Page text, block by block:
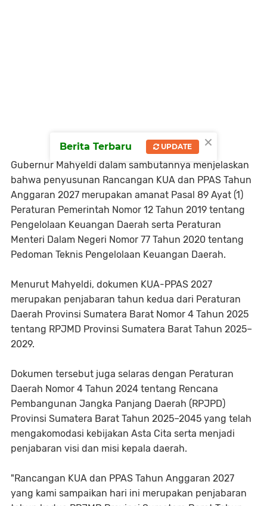
Gubernur Mahyeldi dalam sambutannya menjelaskan
bahwa penyusunan Rancangan KUA dan PPAS Tahun
Anggaran 2027 merupakan amanat Pasal 89 Ayat (1)
Peraturan Pemerintah Nomor 12 Tahun 2019 tentang
Pengelolaan Keuangan Daerah serta Peraturan
Menteri Dalam Negeri Nomor 77 Tahun 2020 tentang
Pedoman Teknis Pengelolaan Keuangan Daerah.
Menurut Mahyeldi, dokumen KUA-PPAS 2027
merupakan penjabaran tahun kedua dari Peraturan
Daerah Provinsi Sumatera Barat Nomor 4 Tahun 2025
tentang RPJMD Provinsi Sumatera Barat Tahun 2025–
2029.
Dokumen tersebut juga selaras dengan Peraturan
Daerah Nomor 4 Tahun 2024 tentang Rencana
Pembangunan Jangka Panjang Daerah (RPJPD)
Provinsi Sumatera Barat Tahun 2025–2045 yang telah
mengakomodasi kebijakan Asta Cita serta menjadi
penjabaran visi dan misi kepala daerah.
"Rancangan KUA dan PPAS Tahun Anggaran 2027
yang kami sampaikan hari ini merupakan penjabaran
×
Berita Terbaru UPDATE